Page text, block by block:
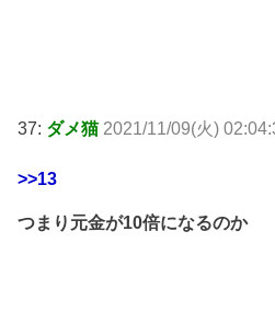
37: ダメ猫 2021/11/09(火)
>>13
つまり元金が10倍になるのか